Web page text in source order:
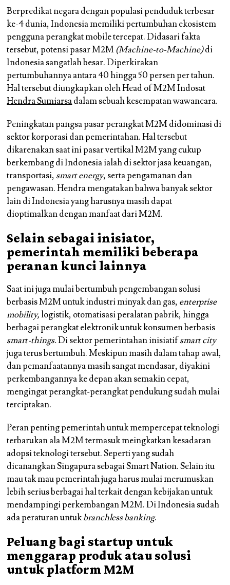
Berpredikat negara dengan populasi penduduk terbesar
ke-4 dunia, Indonesia memiliki pertumbuhan ekosistem
pengguna perangkat mobile tercepat. Didasari fakta
tersebut, potensi pasar M2M (Machine-to-Machine)di
Indonesia sangatlah besar. Diperkirakan
pertumbuhannya antara 40 hingga 50 persen per tahun.
Hal tersebut diungkapkan oleh Head of M2M Indosat
Hendra Sumiarsadalam sebuah kesempatan wawancara.
Peningkatan pangsa pasar perangkat M2M didominasi di
sektor korporasi dan pemerintahan. Hal tersebut
dikarenakan saat ini pasar vertikal M2M yang cukup
berkembang di Indonesia ialah di sektor jasa keuangan,
transportasi, smart energy, serta pengamanan dan
pengawasan. Hendra mengatakan bahwa banyak sektor
lain di Indonesia yang harusnya masih dapat
dioptimalkan dengan manfaat dari M2M.
Selain sebagai inisiator,
pemerintah memiliki beberapa
peranan kunci lainnya
Saat ini juga mulai bertumbuh pengembangan solusi
berbasis M2M untuk industri minyak dan gas, enterprise
mobility,logistik, otomatisasi peralatan pabrik, hingga
berbagai perangkat elektronik untuk konsumen berbasis
smart-things.Di sektor pemerintahan inisiatifsmart city
juga terus bertumbuh. Meskipun masih dalam tahap awal,
dan pemanfaatannya masih sangat mendasar, diyakini
perkembangannya ke depan akan semakin cepat,
mengingat perangkat-perangkat pendukung sudah mulai
terciptakan.
Peran penting pemerintah untuk mempercepat teknologi
terbarukan ala M2M termasuk meingkatkan kesadaran
adopsi teknologi tersebut. Seperti yang sudah
dicanangkan Singapura sebagai Smart Nation. Selain itu
mau tak mau pemerintah juga harus mulai merumuskan
lebih serius berbagai hal terkait dengan kebijakan untuk
mendampingi perkembangan M2M. Di Indonesia sudah
ada peraturan untukbranchless banking.
Peluang bagi startup untuk
menggarap produk atau solusi
untuk platform M2M